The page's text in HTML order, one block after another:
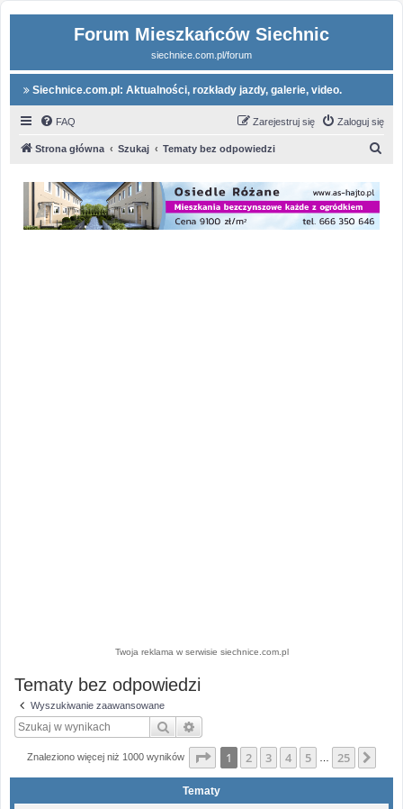
Forum Mieszkańców Siechnic
siechnice.com.pl/forum
Siechnice.com.pl: Aktualności, rozkłady jazdy, galerie, video.
FAQ Zaloguj się
Zarejestruj się
Strona główna Szukaj Tematy bez odpowiedzi
Twoja reklama w serwisie siechnice.com.pl
Tematy bez odpowiedzi
Wyszukiwanie zaawansowane
Szukaj
Znaleziono więcej niż 1000 wyników Strona z25
1 2 3 4 5 25
Tematy